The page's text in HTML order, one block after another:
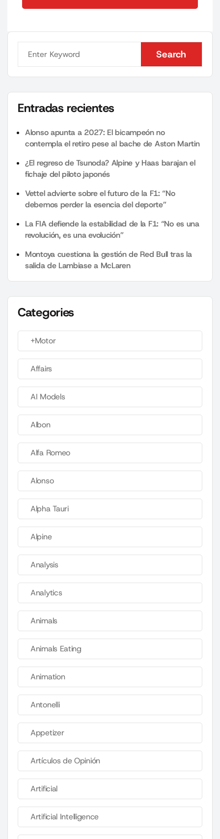
Search
Search
Entradas recientes
Alonso apunta a 2027: El bicampeón no
contempla el retiro pese al bache de Aston Martin
¿El regreso de Tsunoda? Alpine y Haas barajan el
fichaje del piloto japonés
Vettel advierte sobre el futuro de la F1: “No
debemos perder la esencia del deporte”
La FIA defiende la estabilidad de la F1: “No es una
revolución, es una evolución”
Montoya cuestiona la gestión de Red Bull tras la
salida de Lambiase a McLaren
Categories
+Motor
Affairs
AI Models
Albon
Alfa Romeo
Alonso
Alpha Tauri
Alpine
Analysis
Analytics
Animals
Animals Eating
Animation
Antonelli
Appetizer
Artículos de Opinión
Artificial
Artificial Intelligence